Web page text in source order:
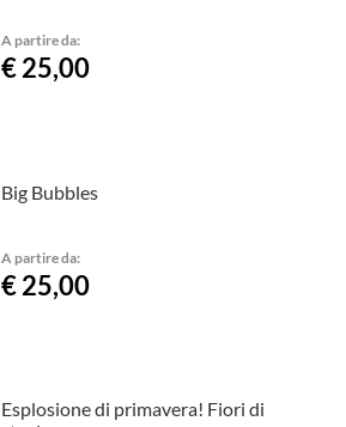
A partire da:
€ 25,00
Big Bubbles
A partire da:
€ 25,00
Esplosione di primavera! Fiori di